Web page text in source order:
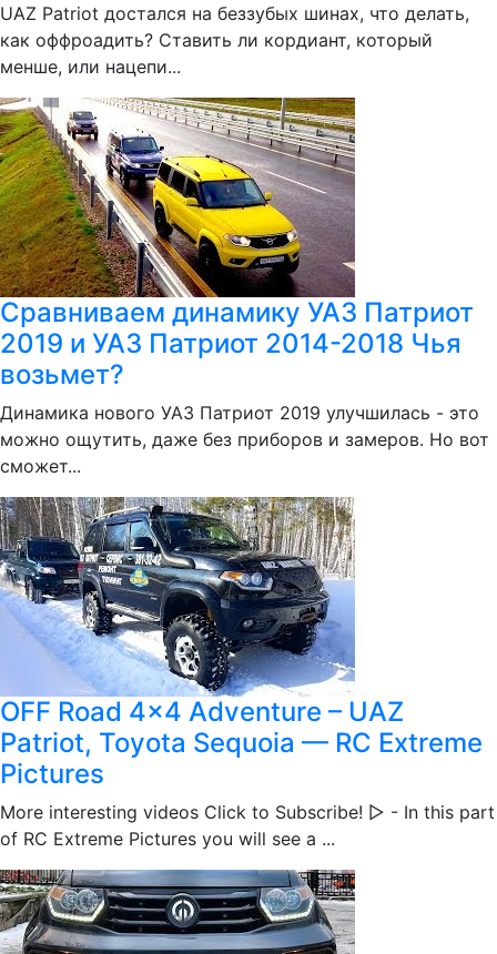
UAZ Patriot достался на беззубых шинах, что делать,
как оффроадить? Ставить ли кордиант, который
менше, или нацепи...
Сравниваем динамику УАЗ Патриот
2019 и УАЗ Патриот 2014-2018 Чья
возьмет?
Динамика нового УАЗ Патриот 2019 улучшилась - это
можно ощутить, даже без приборов и замеров. Но вот
сможет...
OFF Road 4x4 Adventure – UAZ
Patriot, Toyota Sequoia — RC Extreme
Pictures
More interesting videos Click to Subscribe! ▻ - In this part
of RC Extreme Pictures you will see a ...